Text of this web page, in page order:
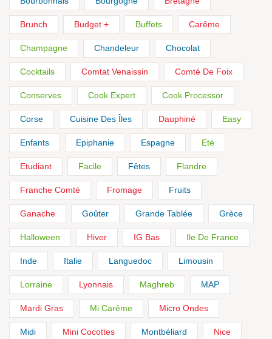
Brunch Budget + Buffets Carême
Champagne Chandeleur Chocolat
Cocktails Comtat Venaissin Comté De Foix
Conserves Cook Expert Cook Processor
Corse Cuisine Des Îles Dauphiné Easy
Enfants Epiphanie Espagne Eté
Etudiant Facile Fêtes Flandre
Franche Comté Fromage Fruits
Ganache Goûter Grande Tablée Grèce
Halloween Hiver IG Bas Ile De France
Inde Italie Languedoc Limousin
Lorraine Lyonnais Maghreb MAP
Mardi Gras Mi Carême Micro Ondes
Midi Mini Cocottes Montbéliard Nice